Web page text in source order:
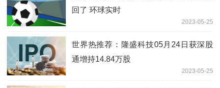
回了 环球实时
2023-05-25
世界热推荐：隆盛科技05月24日获深股
通增持14.84万股
2023-05-25